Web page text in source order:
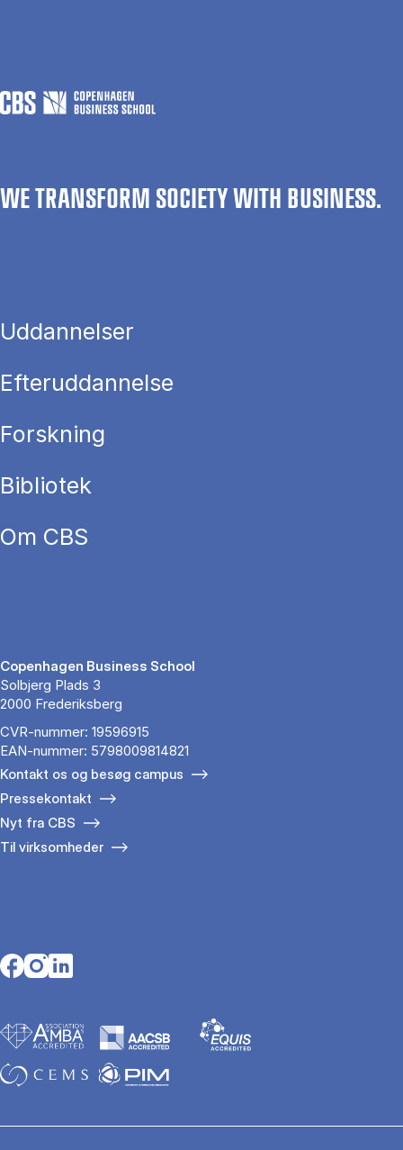
WE TRANSFORM SOCIETY WITH BUSINESS.
Uddannelser
Efteruddannelse
Forskning
Bibliotek
Om CBS
Copenhagen Business School
Solbjerg Plads 3
2000 Frederiksberg
CVR-nummer: 19596915
EAN-nummer: 5798009814821
Kontakt os og besøg campus
Pressekontakt
Nyt fra CBS
Til virksomheder
Opens in a new tab
Opens in a new tab
Opens in a new tab